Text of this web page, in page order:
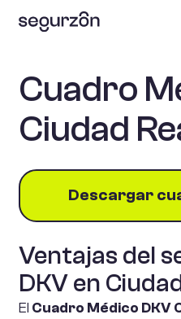
Cuadro
Ciudad
Descargar
Ventajas del
DKV en
El Cuadro Médico DKV